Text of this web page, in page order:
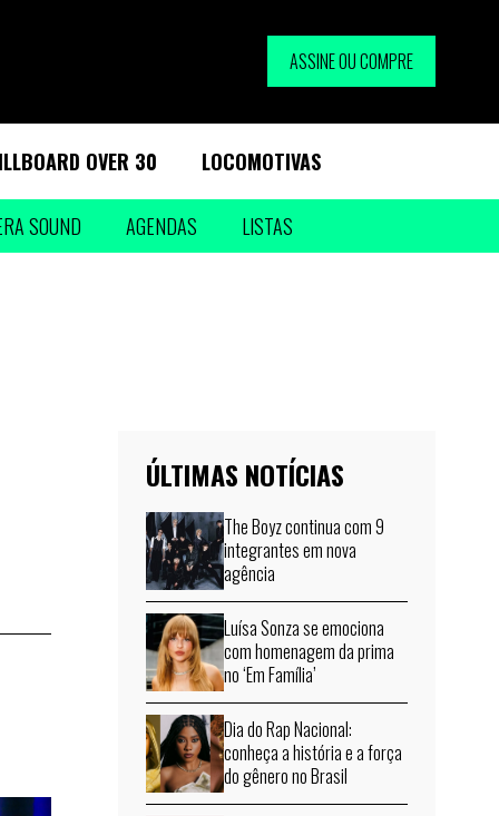
ASSINE OU COMPRE
OVER 30 LOCOMOTIVAS
SOUND AGENDAS LISTAS
ÚLTIMAS NOTÍCIAS
The Boyz continua com 9
integrantes em nova
agência
Luísa Sonza se emociona
com homenagem da prima
no ‘Em Família’
Dia do Rap Nacional:
conheça a história e a força
do gênero no Brasil